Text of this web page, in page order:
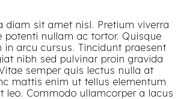
diam sit amet nisl. Pretium viverra
potenti nullam ac tortor. Quisque
in arcu cursus. Tincidunt praesent
nibh sed pulvinar proin gravida
semper quis lectus nulla at
mattis enim ut tellus elementum
leo. Commodo ullamcorper a lacus